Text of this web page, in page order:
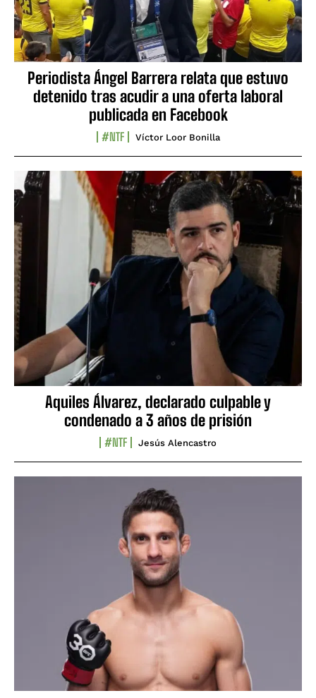
Periodista Ángel Barrera relata que estuvo
detenido tras acudir a una oferta laboral
publicada en Facebook
#NTF Víctor Loor Bonilla
Aquiles Álvarez, declarado culpable y
condenado a 3 años de prisión
#NTF Jesús Alencastro